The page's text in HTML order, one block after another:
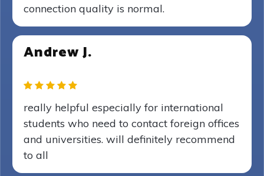
connection quality is normal.
Andrew J.
really helpful especially for international
students who need to contact foreign offices
and universities. will definitely recommend
to all